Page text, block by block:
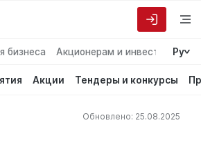
бизнеса Акционерам и инвесторам
Ру
Акции Тендеры и конкурсы
Обновлено: 25.08.2025